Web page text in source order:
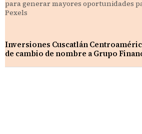
Inversiones Cuscatlán
de cambio de nombre a Grupo